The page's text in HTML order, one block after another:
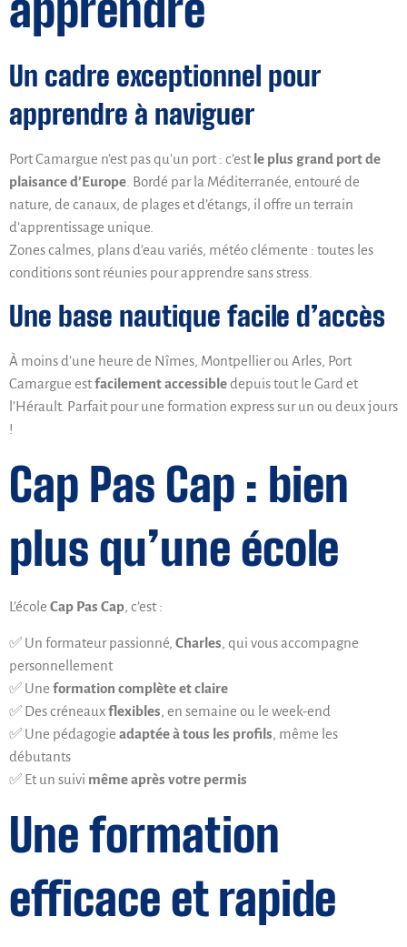
Un cadre exceptionnel pour
apprendre à naviguer
Port Camargue n’est pas qu’un port : c’est le plus grand port de
plaisance d’Europe . Bordé par la Méditerranée, entouré de
nature, de canaux, de plages et d’étangs, il offre un terrain
d’apprentissage unique.
Zones calmes, plans d’eau variés, météo clémente : toutes les
conditions sont réunies pour apprendre sans stress.
Une base nautique facile d’accès
À moins d’une heure de Nîmes, Montpellier ou Arles, Port
Camargue estfacilement accessibledepuis tout le Gard et
l’Hérault. Parfait pour une formation express sur un ou deux jours
!
Cap Pas Cap : bien
plus qu’une école
L’école Cap Pas Cap, c’est :
✅ Un formateur passionné, Charles, qui vous accompagne
personnellement
✅ Une formation complète et claire
✅ Des créneauxflexibles, en semaine ou le week-end
✅ Une pédagogie adaptée à tous les profils, même les
débutants
✅ Et un suivi même après votre permis
Une formation
efficace et rapide